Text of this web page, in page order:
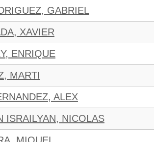
GABRIEL
XAVIER
ENRIQUE
MARTI
ALEX
ISRAILYAN, NICOLAS